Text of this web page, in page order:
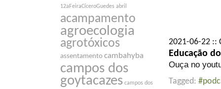
12aFeiraCíceroGuedes abril
acampamento
agroecologia
agrotóxicos
assentamento cambahyba
campos dos
goytacazes campos dos
2021-06-22 ::
Educação
Ouça no
Tagged: